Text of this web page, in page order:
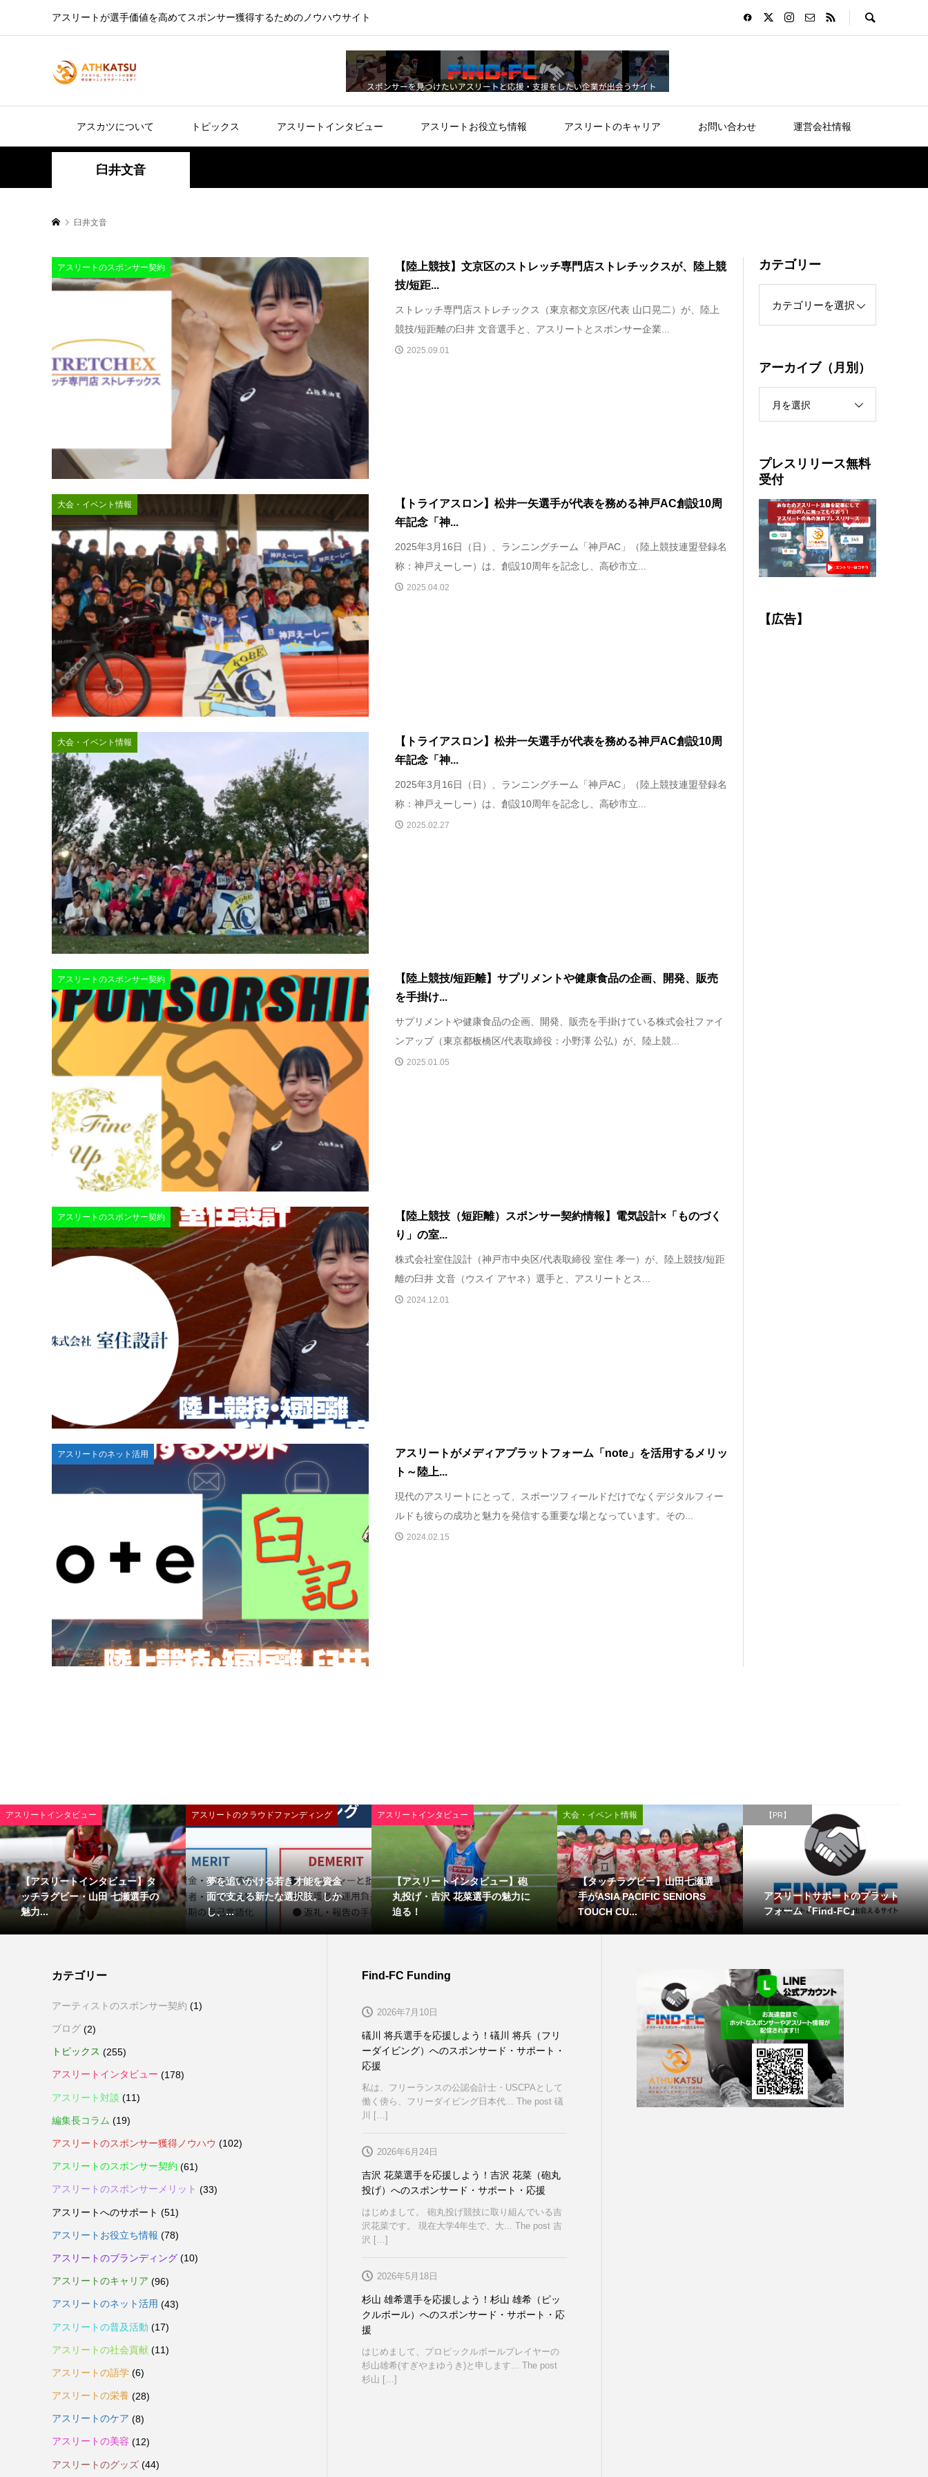
アスリートが選手価値を高めてスポンサー獲得するためのノウハウサイト
アスカツについて トピックス アスリートインタビュー アスリートお役立ち情報 アスリートのキャリア お問い合わせ 運営会社情報
臼井文音
臼井文音
アスリートのスポンサー契約
​【陸上競技】文京区のストレッチ専門店ストレチックスが、陸上競
技/短距...
ストレッチ専門店ストレチックス（東京都文京区/代表 山口晃二）が、陸上
競技/短距離の臼井 文音選手と、アスリートとスポンサー企業...
2025.09.01
大会・イベント情報
【トライアスロン】松井一矢選手が代表を務める神戸AC創設10周
年記念「神...
2025年3月16日（日）、ランニングチーム「神戸AC」（陸上競技連盟登録名
称：神戸えーしー）は、創設10周年を記念し、高砂市立...
2025.04.02
大会・イベント情報
【トライアスロン】松井一矢選手が代表を務める神戸AC創設10周
年記念「神...
2025年3月16日（日）、ランニングチーム「神戸AC」（陸上競技連盟登録名
称：神戸えーしー）は、創設10周年を記念し、高砂市立...
2025.02.27
アスリートのスポンサー契約
​【陸上競技/短距離】サプリメントや健康食品の企画、開発、販売
を手掛け...
サプリメントや健康食品の企画、開発、販売を手掛けている株式会社ファイ
ンアップ（東京都板橋区/代表取締役：小野澤 公弘）が、陸上競...
2025.01.05
アスリートのスポンサー契約
​【陸上競技（短距離）スポンサー契約情報】電気設計×「ものづく
り」の室...
株式会社室住設計（神戸市中央区/代表取締役 室住 孝一）が、陸上競技/短距
離の臼井 文音（ウスイ アヤネ）選手と、アスリートとス...
2024.12.01
アスリートのネット活用
アスリートがメディアプラットフォーム「note」を活用するメリッ
ト～陸上...
現代のアスリートにとって、スポーツフィールドだけでなくデジタルフィー
ルドも彼らの成功と魅力を発信する重要な場となっています。その...
2024.02.15
カテゴリー
アーカイブ（月別）
月を選択
プレスリリース無料
受付
【広告】
アスリートインタビュー
【アスリートインタビュー】タ
ッチラグビー・山田 七瀬選手の
魅力...
アスリートのクラウドファンディング
夢を追いかける若き才能を資金
面で支える新たな選択肢。しか
し、...
アスリートインタビュー
【アスリートインタビュー】砲
丸投げ・吉沢 花菜選手の魅力に
迫る！
大会・イベント情報
【タッチラグビー】山田七瀬選
手がASIA PACIFIC SENIORS
TOUCH CU...
【PR】
アスリートサポートのプラット
フォーム『Find-FC』
カテゴリー
アーティストのスポンサー契約 (1)
ブログ(2)
トピックス (255)
アスリートインタビュー (178)
アスリート対談 (11)
編集長コラム (19)
アスリートのスポンサー獲得ノウハウ (102)
アスリートのスポンサー契約 (61)
アスリートのスポンサーメリット (33)
アスリートへのサポート (51)
アスリートお役立ち情報 (78)
アスリートのブランディング(10)
アスリートのキャリア (96)
アスリートのネット活用 (43)
アスリートの普及活動 (17)
アスリートの社会貢献(11)
アスリートの語学(6)
アスリートの栄養 (28)
アスリートのケア (8)
アスリートの美容 (12)
アスリートのグッズ(44)
Find-FC Funding
礒川 将兵選手を応援しよう！礒川 将兵（フリ
ーダイビング）へのスポンサード・サポート・
応援
2026年7月10日
私は、フリーランスの公認会計士・USCPAとして
働く傍ら、フリーダイビング日本代... The post 礒
川 […]
吉沢 花菜選手を応援しよう！吉沢 花菜（砲丸
投げ）へのスポンサード・サポート・応援
2026年6月24日
はじめまして。 砲丸投げ競技に取り組んでいる吉
沢花菜です。 現在大学4年生で、大... The post 吉
沢 […]
杉山 雄希選手を応援しよう！杉山 雄希（ピッ
クルボール）へのスポンサード・サポート・応
援
2026年5月18日
はじめまして、プロピックルボールプレイヤーの
杉山雄希(すぎやまゆうき)と申します... The post
杉山 […]